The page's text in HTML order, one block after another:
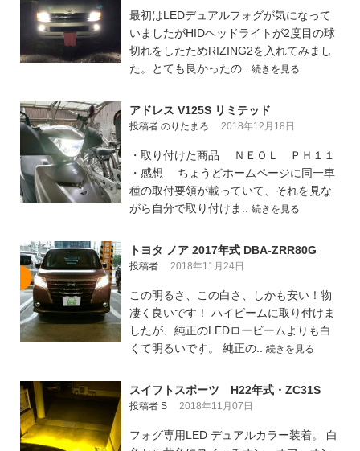
最初はLEDデュアルフォグが気になって
いましたがHIDヘッドライトが2度目の球
切れをしたためRIZING2を入れてみまし
た。とても良かったの.. 続きを見る
アドレス V125S リミテッド
投稿者 のりたまろ 2018年12月18日
・取り付けた商品 ＮＥＯＬ ＰＨ１１
・感想 ちょうどホームページに同一車
種の取付要領が載っていて、それを見な
がら自分で取り付けま.. 続きを見る
トヨタ ノア 2017年式 DBA-ZRR80G
投稿者 2018年11月24日
この明るさ、この白さ、しかも安い！物
凄く良いです！ ハイビームに取り付けま
したが、純正のLEDロービームよりも白
くて明るいです。 純正の.. 続きを見る
スイフトスポーツ H22年式・ZC31S
投稿者 S 2018年11月07日
フォグ専用LED デュアルカラー装着。 白